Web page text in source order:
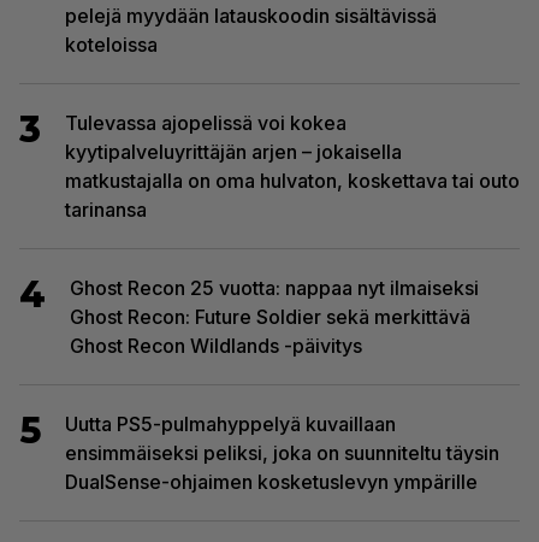
pelejä myydään latauskoodin sisältävissä
koteloissa
3
Tulevassa ajopelissä voi kokea
kyytipalveluyrittäjän arjen – jokaisella
matkustajalla on oma hulvaton, koskettava tai outo
tarinansa
4
Ghost Recon 25 vuotta: nappaa nyt ilmaiseksi
Ghost Recon: Future Soldier sekä merkittävä
Ghost Recon Wildlands -päivitys
5
Uutta PS5-pulmahyppelyä kuvaillaan
ensimmäiseksi peliksi, joka on suunniteltu täysin
DualSense-ohjaimen kosketuslevyn ympärille